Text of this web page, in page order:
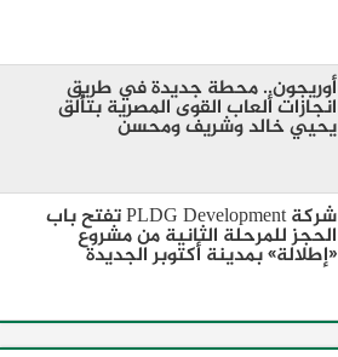
أوريجون.. محطة جديدة في طريق
انجازات ألعاب القوى المصرية بتألق
يحيي خالد وشريف ومحسن
شركة PLDG Development تفتح باب
الحجز للمرحلة الثانية من مشروع
«إطلالة» بمدينة أكتوبر الجديدة